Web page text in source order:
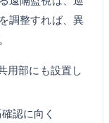
調整すれば、異
用部にも設置し
認に向く